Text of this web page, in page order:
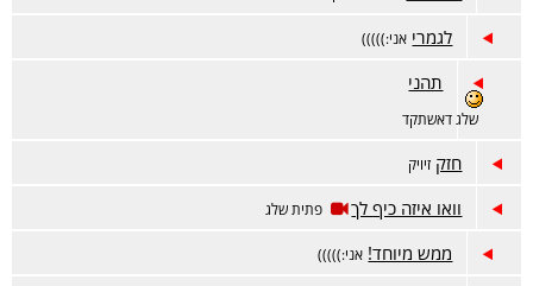
לגמרי אני:)))))
תהני
שלג דאשתקד
חזק זיויק
וואו איזה כיף לך פתית שלג
ממש מיוחד! אני:)))))